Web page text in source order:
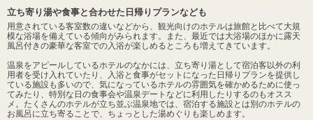
立ち寄り湯や食事と合わせた日帰りプランなども
用意されている客室数の違いなどから、観光向けのホテルは旅館と比べて大規
模な浴場を備えている傾向がみられます。また、最近では大浴場のほかに露天
風呂付きの豪華な客室での入浴が楽しめるところも増えてきています。
温泉をアピールしているホテルのなかには、立ち寄り湯として宿泊客以外の利
用者を受け入れていたり、入浴と食事がセットになった日帰りプランを提供し
ている施設も多いので、気になっているホテルの雰囲気を確かめるために使っ
てみたり、特別な日の食事会や温泉デートなどに利用したりするのもオスス
メ。たくさんのホテルが立ち並ぶ温泉地では、宿泊する施設とは別のホテルの
お風呂に立ち寄ることで、ちょっとした湯めぐりも楽しめます。